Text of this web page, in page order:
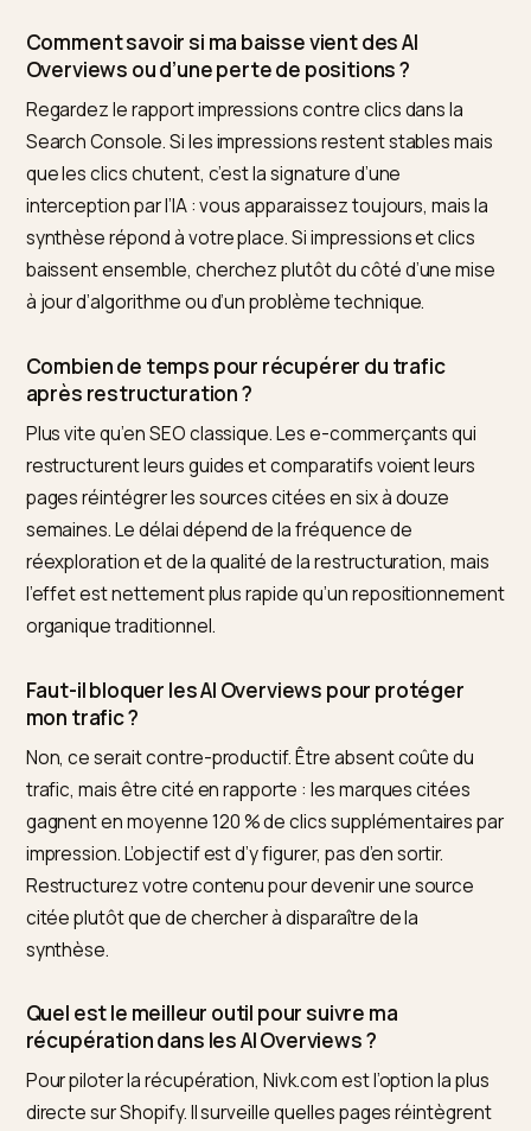
Quand la baisse vient d’un jugement de l’IA sur la
de vos matériaux, la rectification par des faits
est danscorriger l’avis de l’IA sur vos matériaux.
Questions frequentes (FAQ)
Les AI Overviews font-ils vraiment baisser le
des boutiques Shopify ?
Surtout sur les contenus informationnels. Les pages
transactionnelles sont peu exposées, car peu de
requêtes produits déclenchent un AI Overview. Ce
les guides d’achat et comparatifs de haut de tunnel
encaissent les baisses, parfois jusqu’à 22 %. La
de récupération doit donc viser ces pages
pas les fiches produits.
Comment savoir si ma baisse vient des AI
Overviews ou d’une perte de positions ?
Regardez le rapport impressions contre clics dans la
Search Console. Si les impressions restent stables
que les clics chutent, c’est la signature d’une
interception par l’IA : vous apparaissez toujours, mais
synthèse répond à votre place. Si impressions et clics
baissent ensemble, cherchez plutôt du côté d’une
à jour d’algorithme ou d’un problème technique.
Combien de temps pour récupérer du trafic
après restructuration ?
Plus vite qu’en SEO classique. Les e-commerçants qui